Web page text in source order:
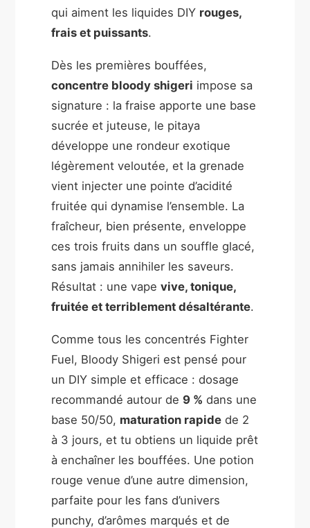
qui aiment les liquides DIY rouges,
frais et puissants.
Dès les premières bouffées,
concentre bloody shigeri impose sa
signature : la fraise apporte une base
sucrée et juteuse, le pitaya
développe une rondeur exotique
légèrement veloutée, et la grenade
vient injecter une pointe d’acidité
fruitée qui dynamise l’ensemble. La
fraîcheur, bien présente, enveloppe
ces trois fruits dans un souffle glacé,
sans jamais annihiler les saveurs.
Résultat : une vapevive, tonique,
fruitée et terriblement désaltérante.
Comme tous les concentrés Fighter
Fuel, Bloody Shigeri est pensé pour
un DIY simple et efficace : dosage
recommandé autour de 9 % dans une
base 50/50, maturation rapide de 2
à 3 jours, et tu obtiens un liquide prêt
à enchaîner les bouffées. Une potion
rouge venue d’une autre dimension,
parfaite pour les fans d’univers
punchy, d’arômes marqués et de